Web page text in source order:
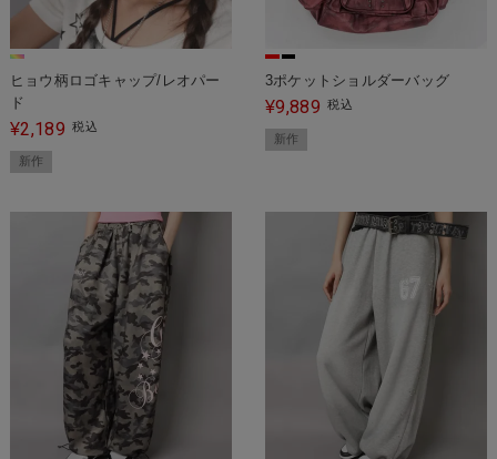
ヒョウ柄ロゴキャップ/レオパー
ド
¥2,189 税込
新作
3ポケットショルダーバッグ
¥9,889 税込
新作